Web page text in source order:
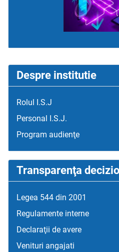
Despre institutie
Rolul I.S.J
Personal I.S.J.
Program audienţe
Transparenţa
Legea 544 din 2001
Regulamente interne
Declaraţii de avere
Venituri angajati